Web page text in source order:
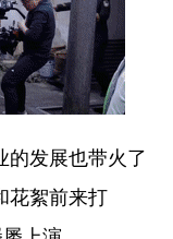
عربى
한국어
发展也带火了
花絮前来打